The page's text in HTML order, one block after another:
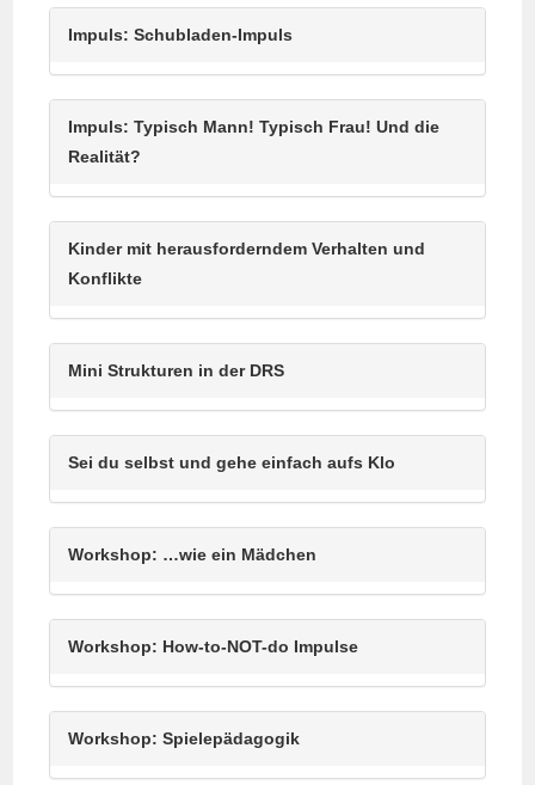
Impuls: Schubladen-Impuls
Impuls: Typisch Mann! Typisch Frau! Und die
Realität?
Kinder mit herausforderndem Verhalten und
Konflikte
Mini Strukturen in der DRS
Sei du selbst und gehe einfach aufs Klo
Workshop: …wie ein Mädchen
Workshop: How-to-NOT-do Impulse
Workshop: Spielepädagogik